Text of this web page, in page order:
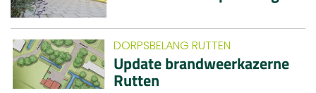
DORPSBELANG RUTTEN
Update brandweerkazerne
Rutten